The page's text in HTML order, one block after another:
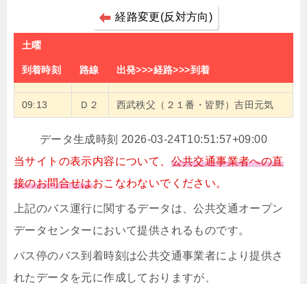
経路変更(反対方向)
土曜
到着時刻 路線 出発>>>経路>>>到着
09:13 Ｄ２ 西武秩父（２１番・皆野）吉田元気
データ生成時刻 2026-03-24T10:51:57+09:00
当サイトの表示内容について、 公共交通事業者への直
接のお問合せはおこなわないでください。
上記のバス運行に関するデータは、公共交通オープン
データセンターにおいて提供されるものです。
バス停のバス到着時刻は公共交通事業者により提供さ
れたデータを元に作成しておりますが、